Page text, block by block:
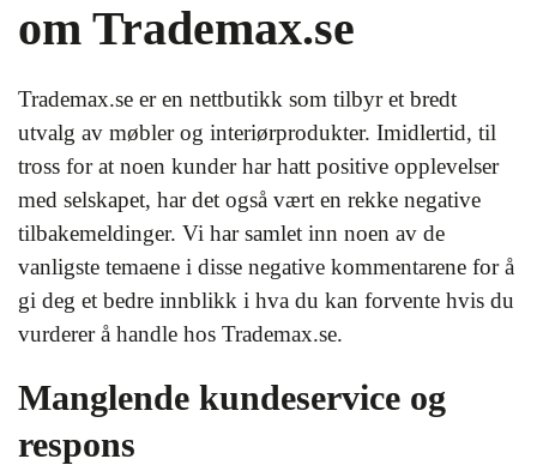
om Trademax.se
Trademax.se er en nettbutikk som tilbyr et bredt
utvalg av møbler og interiørprodukter. Imidlertid, til
tross for at noen kunder har hatt positive opplevelser
med selskapet, har det også vært en rekke negative
tilbakemeldinger. Vi har samlet inn noen av de
vanligste temaene i disse negative kommentarene for å
gi deg et bedre innblikk i hva du kan forvente hvis du
vurderer å handle hos Trademax.se.
Manglende kundeservice og
respons